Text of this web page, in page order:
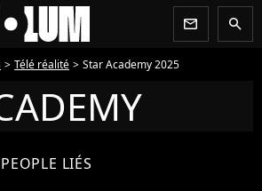
newsletter search
Télé réalité Star Academy 2025
PEOPLE LIÉS